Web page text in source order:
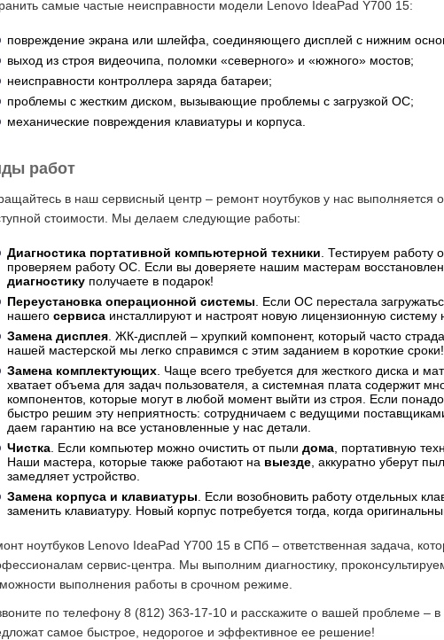
самые частые неисправности модели Lenovo IdeaPad Y700 15:
повреждение экрана или шлейфа, соединяющего дисплей с нижним
выход из строя видеочипа, поломки «северного» и «южного» мостов;
неисправности контроллера заряда батареи;
проблемы с жестким диском, вызывающие проблемы с загрузкой ОС;
механические повреждения клавиатуры и корпуса.
работ
в наш сервисный центр – ремонт ноутбуков у нас выполняется
стоимости. Мы делаем следующие работы:
Диагностика портативной компьютерной техники . Тестируем работу
проверяем работу ОС. Если вы доверяете нашим мастерам
диагностику получаете в подарок!
Переустановка операционной системы . Если ОС перестала
нашего сервиса инсталлируют и настроят новую лицензионную систему
Замена дисплея . ЖК-дисплей – хрупкий компонент, который часто
нашей мастерской мы легко справимся с этим заданием в короткие сроки!
Замена комплектующих . Чаще всего требуется для жесткого диска и
хватает объема для задач пользователя, а системная плата содержит
компонентов, которые могут в любой момент выйти из строя. Если
быстро решим эту неприятность: сотрудничаем с ведущими
даем гарантию на все установленные у нас детали.
Чистка . Если компьютер можно очистить от пыли дома , портативную
Наши мастера, которые также работают на выезде , аккуратно уберут
замедляет устройство.
Замена корпуса и клавиатуры . Если возобновить работу отдельных
заменить клавиатуру. Новый корпус потребуется тогда, когда
ноутбуков Lenovo IdeaPad Y700 15 в СПб – ответственная задача,
сервис-центра. Мы выполним диагностику,
выполнения работы в срочном режиме.
по телефону 8 (812) 363-17-10 и расскажите о вашей проблеме –
самое быстрое, недорогое и эффективное ее решение!